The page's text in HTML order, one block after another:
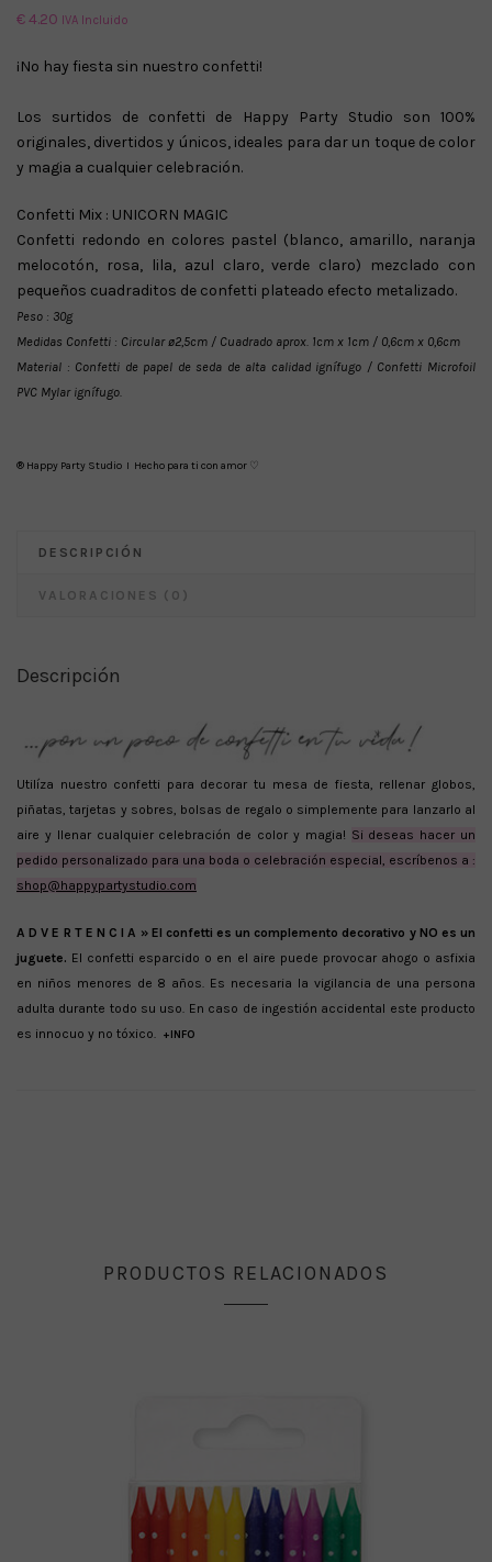
€4.20 IVA Incluido
¡No hay fiesta sin nuestro confetti!
Los surtidos de confetti de Happy Party Studio son 100%
originales, divertidos y únicos, ideales para dar un toque de color
y magia a cualquier celebración.
Confetti Mix : UNICORN MAGIC
Confetti redondo en colores pastel (blanco, amarillo, naranja
melocotón, rosa, lila, azul claro, verde claro) mezclado con
pequeños cuadraditos de confetti plateado efecto metalizado.
Peso : 30g
Medidas Confetti : Circular ø2,5cm / Cuadrado aprox. 1cm x 1cm / 0,6cm x 0,6cm
Material : Confetti de papel de seda de alta calidad ignífugo / Confetti Microfoil
PVC Mylar ignífugo.
® Happy Party Studio I Hecho para ti con amor ♡
DESCRIPCIÓN
VALORACIONES (0)
Descripción
Utilíza nuestro confetti para decorar tu mesa de fiesta, rellenar globos,
piñatas, tarjetas y sobres, bolsas de regalo o simplemente para lanzarlo al
aire y llenar cualquier celebración de color y magia! Si deseas hacer un
pedido personalizado para una boda o celebración especial, escríbenos a :
shop@happypartystudio.com
A D V E R T E N C I A » El confetti es un complemento decorativo y NO es un
juguete. El confetti esparcido o en el aire puede provocar ahogo o asfixia
en niños menores de 8 años. Es necesaria la vigilancia de una persona
adulta durante todo su uso. En caso de ingestión accidental este producto
es innocuo y no tóxico. +INFO
PRODUCTOS RELACIONADOS